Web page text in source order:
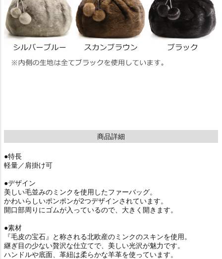
商品詳細
●特長
軽量／肩掛け可
●デザイン
美しい毛並みのミンクを使用したファーバッグ。
かわいらしいポンポンが2つデザインされています。
開口部周りにゴムが入っているので、大きく開きます。
●素材
『毛皮の宝石』と称される北欧産のミンクのスキンを使用。
継ぎ目の少ない贅沢な仕立てで、美しい光沢が魅力です。
ハンドルや底面、革紐は柔らかな羊革を使っています。